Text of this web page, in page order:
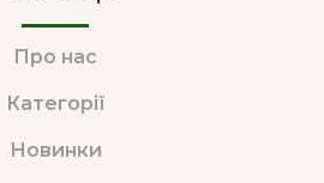
Про нас
Категорії
Новинки